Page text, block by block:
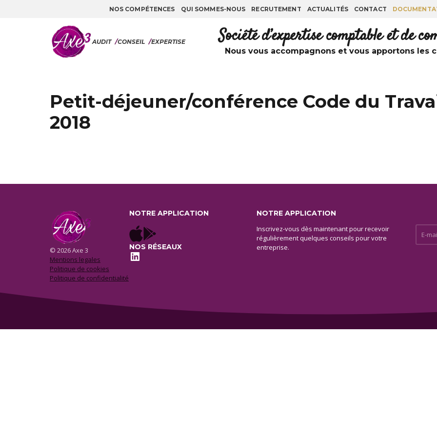
NOS COMPÉTENCES QUI SOMMES-NOUS RECRUTEMENT ACTUALITÉS CONTACT
AUDIT /CONSEIL /EXPERTISE Société d’expertise comptable et de
Nous vous accompagnons et vous apportons les
Petit-déjeuner/conférence Code du
2018
© 2026 Axe 3
Mentions legales
Politique de cookies
Politique de confidentialité
NOTRE APPLICATION
NOS RÉSEAUX
LinkedIn
NOTRE APPLICATION
Inscrivez-vous dès maintenant pour recevoir
régulièrement quelques conseils pour votre
entreprise.